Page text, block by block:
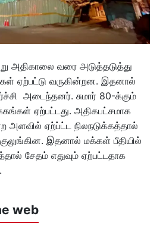
அதிகாலை வரை அடுத்தடுத்து
ஏற்பட்டு வருகின்றன. இதனால்
அடைந்தனர். சுமார் 80-க்கும்
ஏற்பட்டது. அதிகபட்சமாக
அளவில் ஏற்ப்ட்ட நிலநடுக்கத்தால்
இதனால் மக்கள் பீதியில்
சேதம் எதுவும் ஏற்பட்டதாக
web